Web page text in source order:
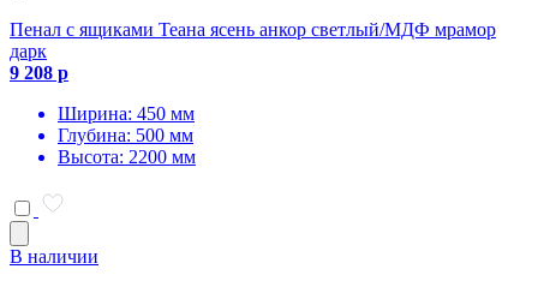
Пенал с ящиками Теана ясень анкор светлый/МДФ мрамор
дарк
9 208 р
Ширина: 450 мм
Глубина: 500 мм
Высота: 2200 мм
В наличии